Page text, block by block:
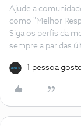
Ajude a
como "Melhor
Siga os perfis da
sempre a par das
1 pessoa